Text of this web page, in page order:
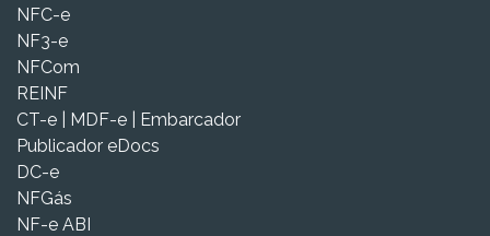
NFC-e
NF3-e
NFCom
REINF
CT-e | MDF-e | Embarcador
Publicador eDocs
DC-e
NFGás
NF-e ABI